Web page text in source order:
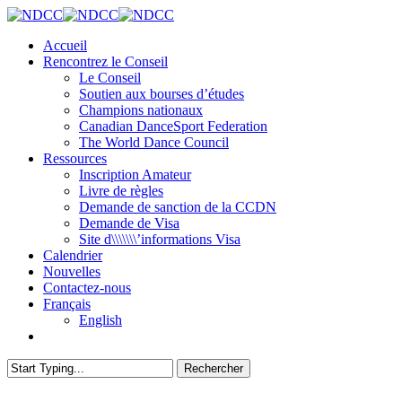
Skip
main
content
Menu
Accueil
Rencontrez le Conseil
Le Conseil
Soutien aux bourses d’études
Champions nationaux
Canadian DanceSport Federation
The World Dance Council
Ressources
Inscription Amateur
Livre de règles
Demande de sanction de la CCDN
Demande de Visa
Site d\\\\\\\’informations Visa
Calendrier
Nouvelles
Contactez-nous
Français
English
Rechercher